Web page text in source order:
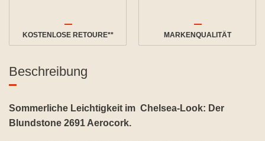
KOSTENLOSE RETOURE** MARKENQUALITÄT
Beschreibung
Sommerliche Leichtigkeit im Chelsea-Look: Der
Blundstone 2691 Aerocork.